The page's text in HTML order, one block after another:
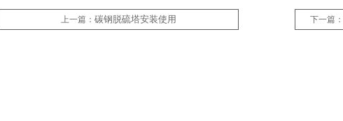
上一篇： 碳钢脱硫塔安装使用 下一篇：